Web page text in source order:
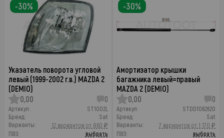
Указатель поворота угловой
левый (1999-2002 г.в.) MAZDA 2
(DEMIO)
0,00
0
Артикул:
ST1002L
Бренд:
Sat
Варианты:
12 вариантов от 860 ₽
ПВЗ:
выбрать
-30%
Амортизатор крышки
багажника левый=правый
MAZDA 2 (DEMIO)
0,00
0
Артикул:
STDD1062620
Бренд:
Sat
Варианты:
7 вариантов от 1 170 ₽
ПВЗ:
выбрать
-30%